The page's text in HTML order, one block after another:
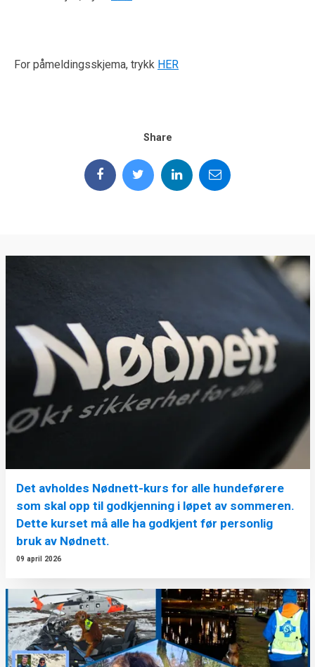
For påmeldingsskjema, trykk HER
Share
Det avholdes Nødnett-kurs for alle hundeførere
som skal opp til godkjenning i løpet av sommeren.
Dette kurset må alle ha godkjent før personlig
bruk av Nødnett.
09 april 2026